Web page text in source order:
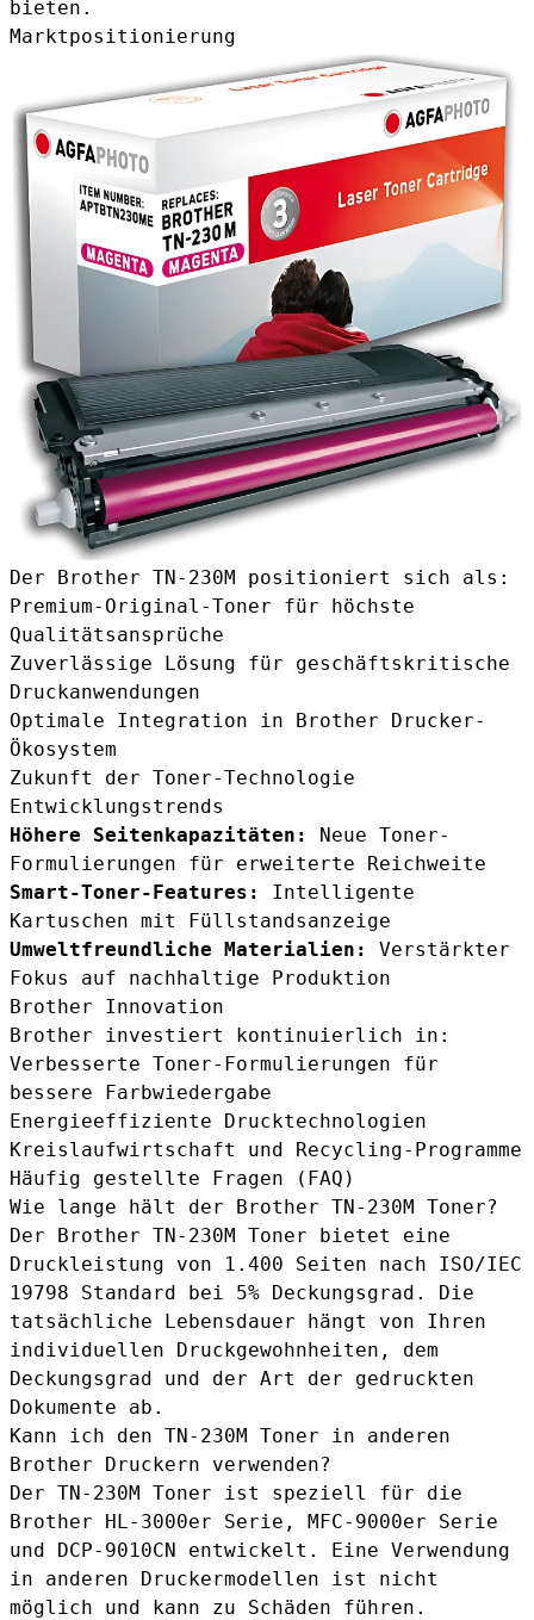
bieten.
Marktpositionierung
Der Brother TN-230M positioniert sich als:
Premium-Original-Toner für höchste
Qualitätsansprüche
Zuverlässige Lösung für geschäftskritische
Druckanwendungen
Optimale Integration in Brother Drucker-
Ökosystem
Zukunft der Toner-Technologie
Entwicklungstrends
Höhere Seitenkapazitäten:
Neue Toner-
Formulierungen für erweiterte Reichweite
Smart-Toner-Features:
Intelligente
Kartuschen mit Füllstandsanzeige
Umweltfreundliche Materialien:
Verstärkter
Fokus auf nachhaltige Produktion
Brother Innovation
Brother investiert kontinuierlich in:
Verbesserte Toner-Formulierungen für
bessere Farbwiedergabe
Energieeffiziente Drucktechnologien
Kreislaufwirtschaft und Recycling-Programme
Häufig gestellte Fragen (FAQ)
Wie lange hält der Brother TN-230M Toner?
Der Brother TN-230M Toner bietet eine
Druckleistung von 1.400 Seiten nach ISO/IEC
19798 Standard bei 5% Deckungsgrad. Die
tatsächliche Lebensdauer hängt von Ihren
individuellen Druckgewohnheiten, dem
Deckungsgrad und der Art der gedruckten
Dokumente ab.
Kann ich den TN-230M Toner in anderen
Brother Druckern verwenden?
Der TN-230M Toner ist speziell für die
Brother HL-3000er Serie, MFC-9000er Serie
und DCP-9010CN entwickelt. Eine Verwendung
in anderen Druckermodellen ist nicht
möglich und kann zu Schäden führen.